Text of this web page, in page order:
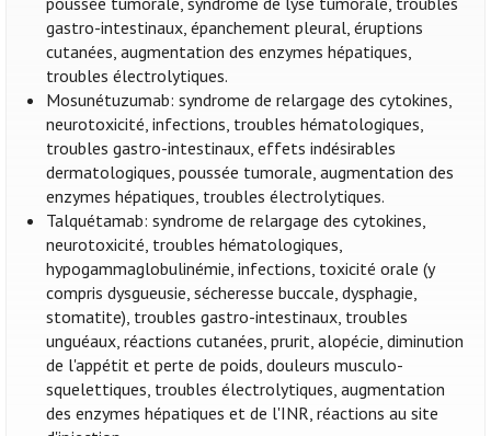
gastro-intestinaux, épanchement pleural, éruptions
cutanées, augmentation des enzymes hépatiques,
troubles électrolytiques.
Mosunétuzumab: syndrome de relargage des cytokines,
neurotoxicité, infections, troubles hématologiques,
troubles gastro-intestinaux, effets indésirables
dermatologiques, poussée tumorale, augmentation des
enzymes hépatiques, troubles électrolytiques.
Talquétamab: syndrome de relargage des cytokines,
neurotoxicité, troubles hématologiques,
hypogammaglobulinémie, infections, toxicité orale (y
compris dysgueusie, sécheresse buccale, dysphagie,
stomatite), troubles gastro-intestinaux, troubles
unguéaux, réactions cutanées, prurit, alopécie, diminution
de l'appétit et perte de poids, douleurs musculo-
squelettiques, troubles électrolytiques, augmentation
des enzymes hépatiques et de l'INR, réactions au site